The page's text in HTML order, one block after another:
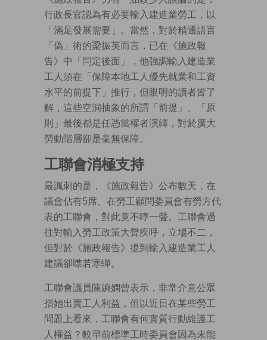
行政長官認為有必要輸入建造業勞工，以
「滿足發展需要」。當然，對於精通語言
「偽」術的梁振英而言，已在《施政報
告》中「閂定後面」，他強調輸入建造業
工人須在「保障本地工人優先就業和工資
水平的前提下」推行，但眼明的讀者皆了
解，這些空洞抽象的所謂「前提」、「原
則」最後都是任憑當權者演繹，對於廣大
勞動階層卻是毫無保障。
工聯會消極支持
最諷刺的是，《施政報告》公布數天，在
議會佔有5席、在勞工顧問委員會有勞方代
表的工聯會，對此竟不哼一聲。工聯會過
往對輸入勞工政策大聲疾呼，立場不二，
但對於《施政報告》提到輸入建造業工人
建議卻噤若寒蟬。
工聯會議員陳婉嫻曾表示，非常介意公眾
指她出賣工人利益，但以近日在某些勞工
問題上看來，工聯會有何實質行動維護工
人權益？較早前標準工時委員會因為未能